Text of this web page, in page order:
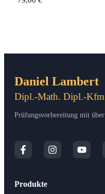
Daniel Lambert
Dipl.-Math. Dipl.-
Prüfungsvorbereitung mit
Produkte